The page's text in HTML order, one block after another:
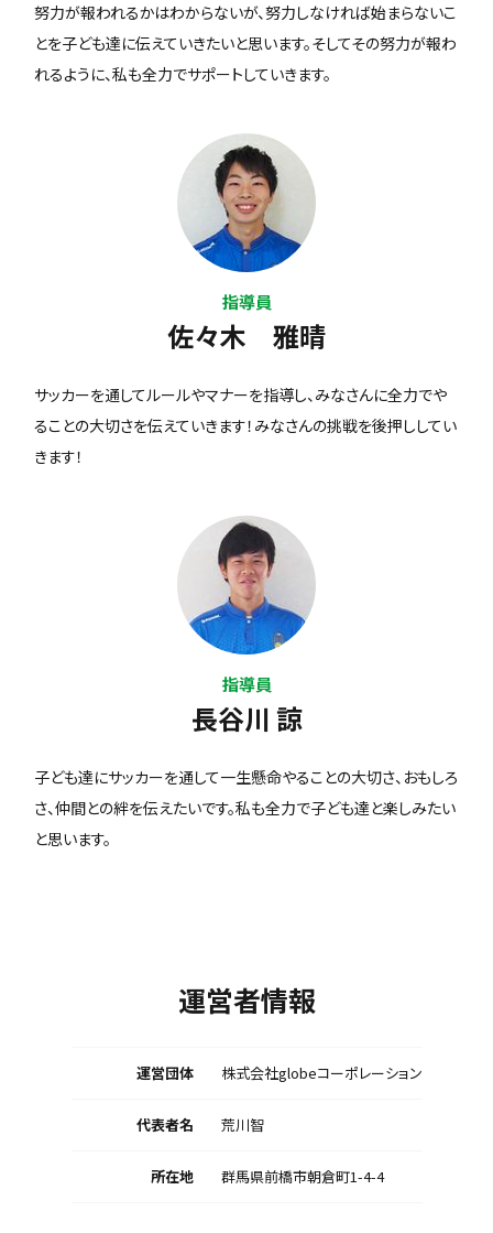
努力が報われるかはわからないが、努力しなければ始まらないこ
とを子ども達に伝えていきたいと思います。そしてその努力が報わ
れるように、私も全力でサポートしていきます。
指導員
佐々木 雅晴
サッカーを通してルールやマナーを指導し、みなさんに全力でや
ることの大切さを伝えていきます！みなさんの挑戦を後押ししてい
きます！
指導員
長谷川 諒
子ども達にサッカーを通して一生懸命やることの大切さ、おもしろ
さ、仲間との絆を伝えたいです。私も全力で子ども達と楽しみたい
と思います。
運営者情報
運営団体 株式会社globeコーポレーション
代表者名 荒川智
所在地 群馬県前橋市朝倉町1-4-4